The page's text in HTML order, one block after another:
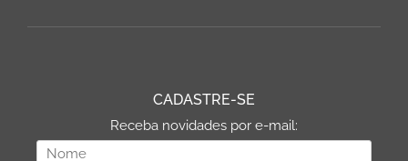
CADASTRE-SE
Receba novidades por e-mail: